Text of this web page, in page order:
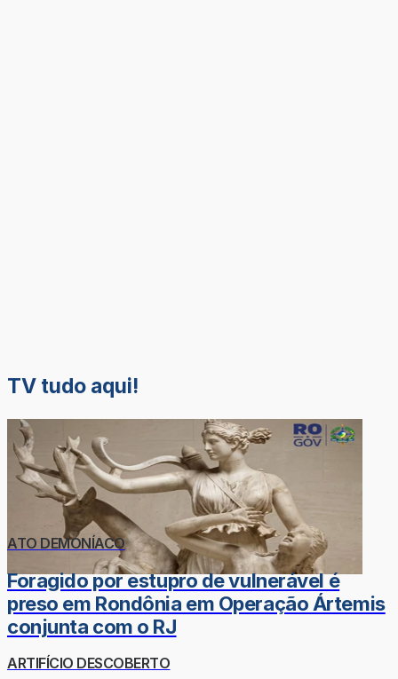
TV tudo aqui!
ATO DEMONÍACO
Foragido por estupro de vulnerável é
preso em Rondônia em Operação Ártemis
conjunta com o RJ
ARTIFÍCIO DESCOBERTO